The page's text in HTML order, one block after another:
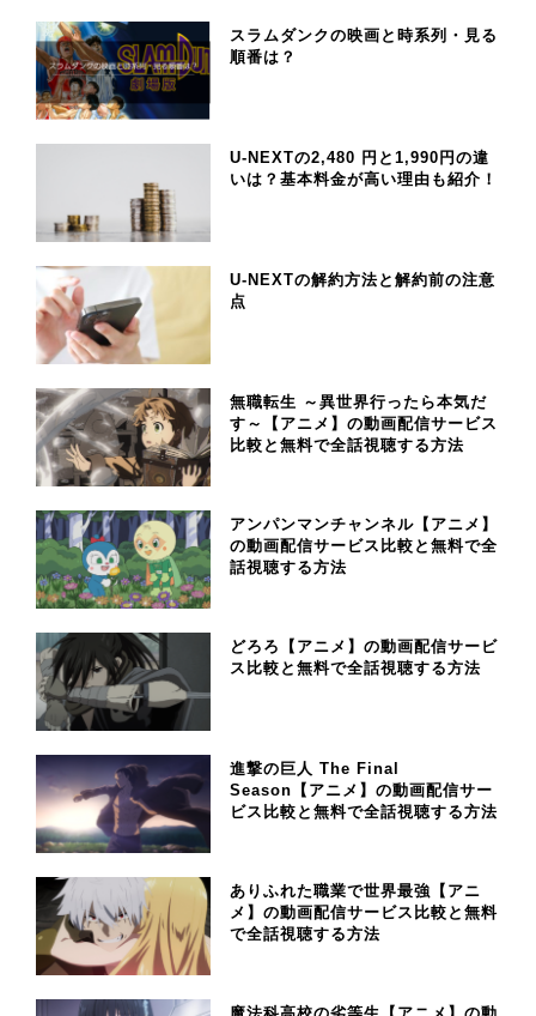
スラムダンクの映画と時系列・見る
順番は？
U-NEXTの2,480 円と1,990円の違
いは？基本料金が高い理由も紹介！
U-NEXTの解約方法と解約前の注意
点
無職転生 ～異世界行ったら本気だ
す～【アニメ】の動画配信サービス
比較と無料で全話視聴する方法
アンパンマンチャンネル【アニメ】
の動画配信サービス比較と無料で全
話視聴する方法
どろろ【アニメ】の動画配信サービ
ス比較と無料で全話視聴する方法
進撃の巨人 The Final
Season【アニメ】の動画配信サー
ビス比較と無料で全話視聴する方法
ありふれた職業で世界最強【アニ
メ】の動画配信サービス比較と無料
で全話視聴する方法